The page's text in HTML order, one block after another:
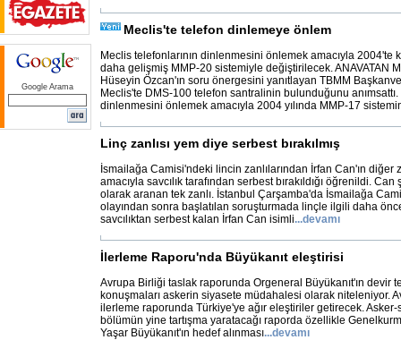
Google Arama
Meclis'te telefon dinlemeye önlem
Meclis telefonlarının dinlenmesini önlemek amacıyla 2004'te
daha gelişmiş MMP-20 sistemiyle değiştirilecek. ANAVATAN
Hüseyin Özcan'ın soru önergesini yanıtlayan TBMM
Meclis'te DMS-100 telefon santralinin bulunduğunu anımsattı.
dinlenmesini önlemek amacıyla 2004 yılında MMP-17
Linç zanlısı yem diye serbest bırakılmış
İsmailağa Camisi'ndeki lincin zanlılarından İrfan Can'ın diğer
amacıyla savcılık tarafından serbest bırakıldığı öğrenildi.
olarak aranan tek zanlı. İstanbul Çarşamba'da İsmailağa
olayından sonra başlatılan soruşturmada linçle ilgili daha
savcılıktan serbest kalan İrfan Can isimli...devamı
İlerleme Raporu'nda Büyükanıt eleştirisi
Avrupa Birliği taslak raporunda Orgeneral Büyükanıt'ın devir
konuşmaları askerin siyasete müdahalesi olarak niteleniyor.
ilerleme raporunda Türkiye'ye ağır eleştiriler getirecek.
bölümün yine tartışma yaratacağı raporda özellikle
Yaşar Büyükanıt'ın hedef alınması...devamı